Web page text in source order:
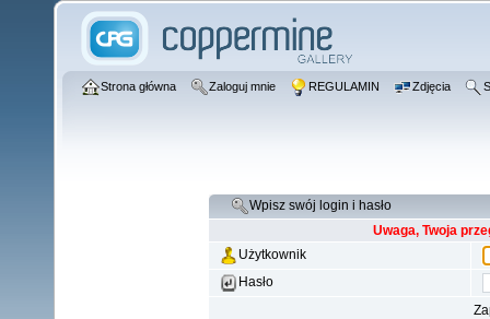
Strona główna Zaloguj mnie REGULAMIN Zdjęcia
Wpisz swój login i hasło
Uwaga, Twoja
Użytkownik
Hasło